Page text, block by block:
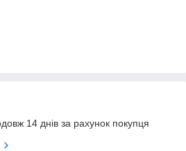
14 днів за рахунок покупця